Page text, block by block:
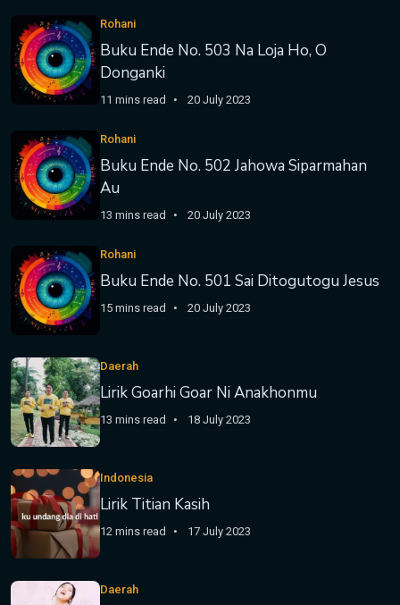
Rohani
Buku Ende No. 503 Na Loja Ho, O
Donganki
11 mins read 20 July 2023
Rohani
Buku Ende No. 502 Jahowa Siparmahan
Au
13 mins read 20 July 2023
Rohani
Buku Ende No. 501 Sai Ditogutogu Jesus
15 mins read 20 July 2023
Daerah
Lirik Goarhi Goar Ni Anakhonmu
13 mins read 18 July 2023
Indonesia
Lirik Titian Kasih
12 mins read 17 July 2023
Daerah